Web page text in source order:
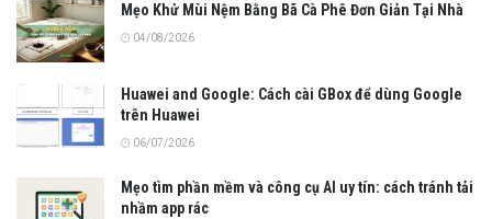
Mẹo Khử Mùi Nệm Bằng Bã Cà Phê Đơn Giản Tại Nhà
04/08/2026
Huawei and Google: Cách cài GBox để dùng Google
trên Huawei
06/07/2026
Mẹo tìm phần mềm và công cụ AI uy tín: cách tránh tải
nhầm app rác